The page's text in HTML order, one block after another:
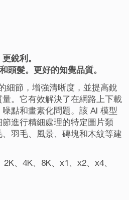
銳利。
頭髮。更好的知覺品質。
細節，增強清晰度，並提高銳
。它有效解決了在網路上下載
點和畫素化問題。該 AI 模型
進行精細處理的特定圖片類
羽毛、風景、磚塊和木紋等建
、4K、8K、x1、x2、x4、